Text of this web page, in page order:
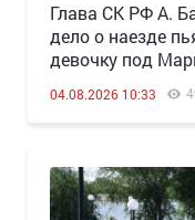
Глава СК РФ А.
дело о наезде
девочку под
04.08.2026 10:33